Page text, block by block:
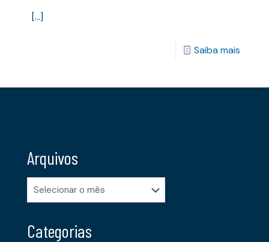
[…]
Saiba mais
Arquivos
Arquivos
Categorias